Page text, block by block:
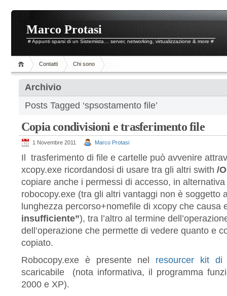
Marco Protasi
# Appunti sparsi di un Sistemista… server, networking, virtualizzazione & more #
Contatti Chi sono
Archivio
Posts Tagged ‘spsostamento file’
Copia condivisioni e trasferimento file
1 Novembre 2011 Marco Protasi
Il trasferimento di file e cartelle può avvenire
xcopy.exe ricordandosi di usare tra gli altri swith /
copiare anche i permessi di accesso, in
robocopy.exe (tra gli altri vantaggi non è soggetto
lunghezza percorso+nomefile di xcopy che causa
insufficiente”), tra l’altro al termine
dell’operazione che permette di vedere quanto e
copiato.
Robocopy.exe è presente nel resourcer kit di
scaricabile (nota informativa, il programma
2000 e XP).